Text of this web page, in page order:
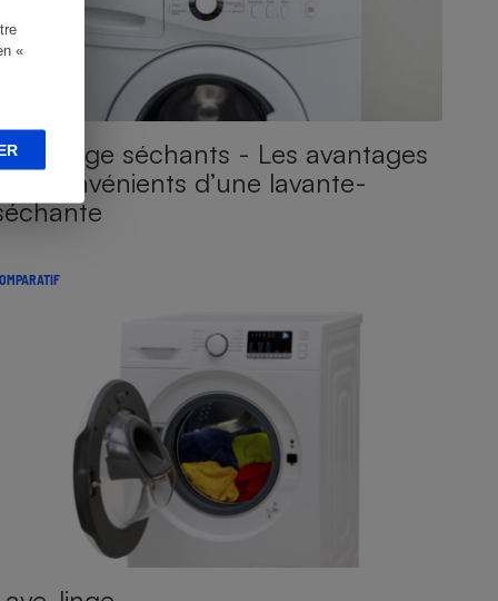
«
linge séchants - Les avantages
inconvénients d’une lavante-